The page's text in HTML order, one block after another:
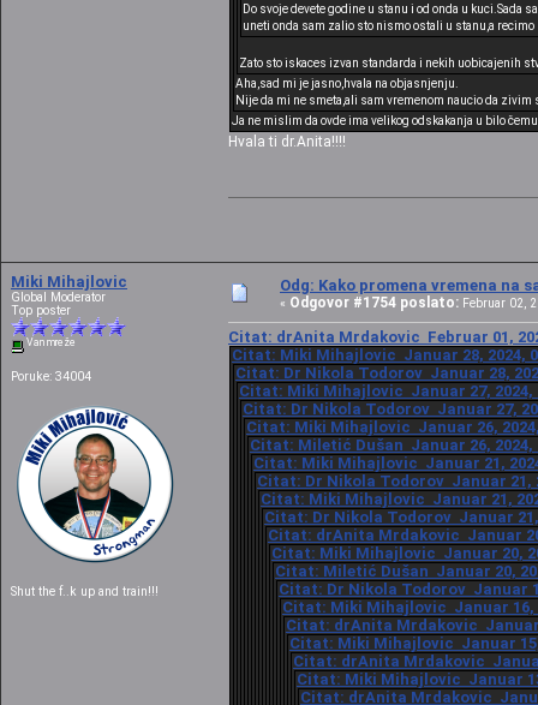
Do svoje devete godine u stanu i od onda u
uneti onda sam zalio sto nismo ostali u stanu,a
Zato sto iskaces izvan standarda i nekih uobicajenih
Aha,sad mi je jasno,hvala na objasnjenju.
Nije da mi ne smeta,ali sam vremenom naucio da
Ja ne mislim da ovde ima velikog odskakanja u bilo
Hvala ti dr.Anita!!!!
Miki Mihajlovic
Global Moderator
Top poster
Van mreže
Poruke: 34004
Shut the f..k up and train!!!
Odg: Kako promena vremena na
« Odgovor #1754 poslato: Februar 02,
Citat: drAnita Mrdakovic Februar 01,
Citat: Miki Mihajlovic Januar 28, 2024,
Citat: Dr Nikola Todorov Januar 28,
Citat: Miki Mihajlovic Januar 27, 2024,
Citat: Dr Nikola Todorov Januar 27,
Citat: Miki Mihajlovic Januar 26,
Citat: Miletić Dušan Januar 26, 2024,
Citat: Miki Mihajlovic Januar 21,
Citat: Dr Nikola Todorov Januar 21,
Citat: Miki Mihajlovic Januar 21,
Citat: Dr Nikola Todorov Januar 21,
Citat: drAnita Mrdakovic Januar
Citat: Miki Mihajlovic Januar 20,
Citat: Miletić Dušan Januar 20,
Citat: Dr Nikola Todorov Januar
Citat: Miki Mihajlovic Januar 16,
Citat: drAnita Mrdakovic Januar
Citat: Miki Mihajlovic Januar 15,
Citat: drAnita Mrdakovic
Citat: Miki Mihajlovic Januar
Citat: drAnita Mrdakovic